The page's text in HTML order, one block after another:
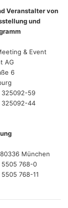
Veranstalter von
und
& Event
AG
6
325092-59
325092-44
München
768-0
768-11